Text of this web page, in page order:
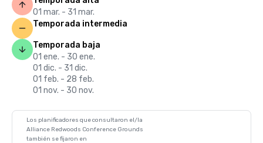
01 mar. - 31 mar.
Temporada intermedia
Temporada baja
01 ene. - 30 ene.
01 dic. - 31 dic.
01 feb. - 28 feb.
01 nov. - 30 nov.
Los planificadores que consultaron el/la
Alliance Redwoods Conference Grounds
también se fijaron en